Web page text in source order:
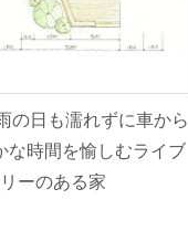
の日も濡れずに車から
な時間を愉しむライブ
ーのある家